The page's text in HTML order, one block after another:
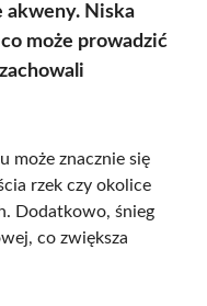
akweny. Niska
może prowadzić
może znacznie się
rzek czy okolice
Dodatkowo, śnieg
co zwiększa